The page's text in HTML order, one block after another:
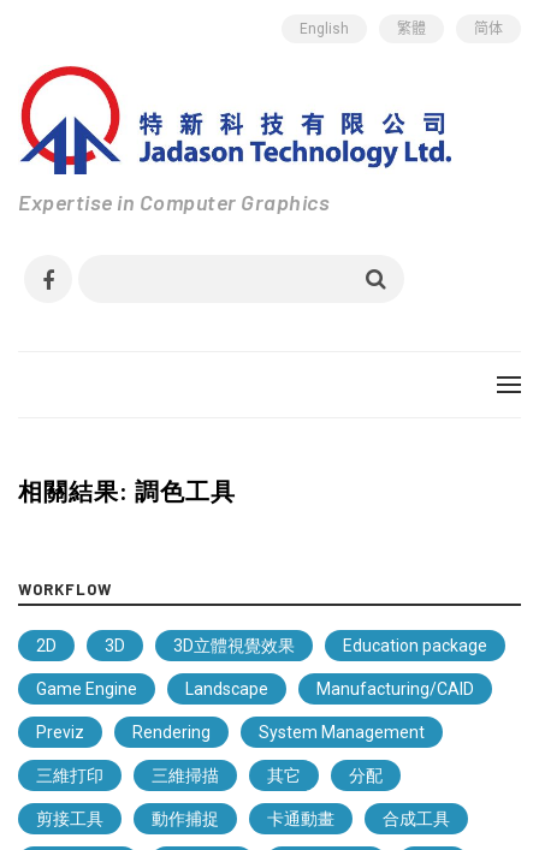
English 繁體 简体
Expertise in Computer Graphics
相關結果: 調色工具
WORKFLOW
2D 3D 3D立體視覺效果 Education package
Game Engine Landscape Manufacturing/CAID
Previz Rendering System Management
三維打印 三維掃描 其它 分配
剪接工具 動作捕捉 卡通動畫 合成工具